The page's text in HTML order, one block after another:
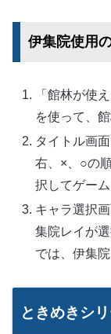
伊集院使用
「館林が使
を使って、
タイトル画
右、×、○の
択してゲーム
キャラ選択
集院レイが
では、伊集
ときめきシ